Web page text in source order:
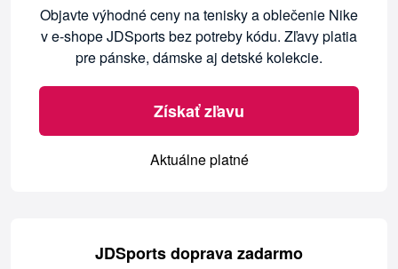
Objavte výhodné ceny na tenisky a oblečenie Nike
v e-shope JDSports bez potreby kódu. Zľavy platia
pre pánske, dámske aj detské kolekcie.
Získať zľavu
Aktuálne platné
JDSports doprava zadarmo